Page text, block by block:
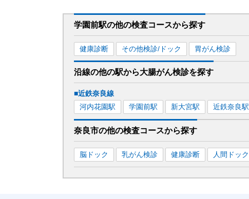
学園前駅の他の検査コースから探す
健康診断 その他検診/ドック 胃がん検診
沿線の他の駅から大腸がん検診を探す
■近鉄奈良線
河内花園駅 学園前駅 新大宮駅 近鉄奈良駅
奈良市の他の検査コースから探す
脳ドック 乳がん検診 健康診断 人間ドック